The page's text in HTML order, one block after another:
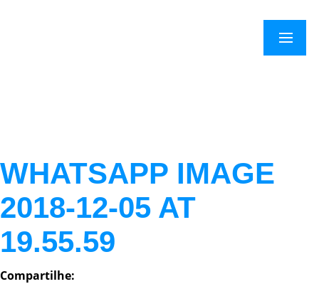
×
Menu
WHATSAPP IMAGE
2018-12-05 AT
19.55.59
Compartilhe: